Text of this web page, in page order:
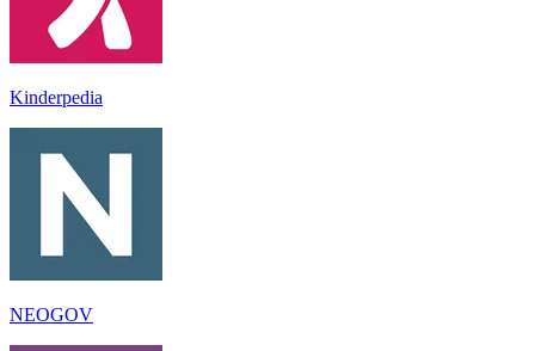
Kinderpedia
NEOGOV